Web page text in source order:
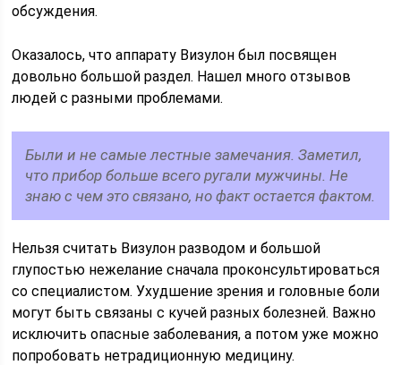
обсуждения.
Оказалось, что аппарату Визулон был посвящен
довольно большой раздел. Нашел много отзывов
людей с разными проблемами.
Были и не самые лестные замечания. Заметил,
что прибор больше всего ругали мужчины. Не
знаю с чем это связано, но факт остается фактом.
Нельзя считать Визулон разводом и большой
глупостью нежелание сначала проконсультироваться
со специалистом. Ухудшение зрения и головные боли
могут быть связаны с кучей разных болезней. Важно
исключить опасные заболевания, а потом уже можно
попробовать нетрадиционную медицину.